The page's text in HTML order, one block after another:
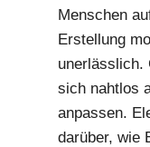
Menschen
Erstellung
unerlässlich.
sich nahtlos
anpassen.
darüber, wie